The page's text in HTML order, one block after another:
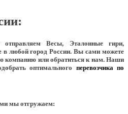
Весы, Эталонные гири,
в любой город России. Вы сами можете
компанию или обратиться к нам. Наши
оптимального перевозчика по
мы отгружаем: